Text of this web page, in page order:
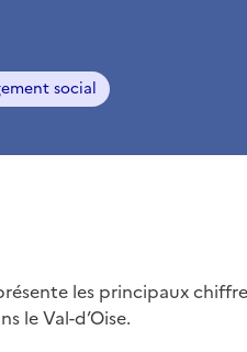
social
les principaux
le Val-d’Oise.